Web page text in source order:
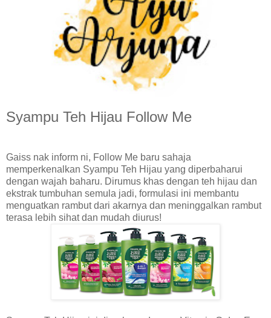
Syampu Teh Hijau Follow Me
Gaiss nak inform ni, Follow Me baru sahaja
memperkenalkan Syampu Teh Hijau yang diperbaharui
dengan wajah baharu. Dirumus khas dengan teh hijau dan
ekstrak tumbuhan semula jadi, formulasi ini membantu
menguatkan rambut dari akarnya dan meninggalkan rambut
terasa lebih sihat dan mudah diurus!